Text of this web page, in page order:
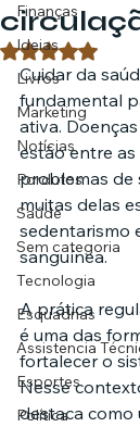
Finanças
Ideias
Livros
Marketing
Notícias
Pordutos
Saúde
Sem categoria
Tecnologia
Esquadrias
Assistencia
Esportes
Política
Avaliado
Cuidar da
fundamental
ativa.
estão entre as
problemas de
muitas delas
sedentarismo
sanguínea.
A prática
é uma das
fortalecer o
Nesse
destaca como